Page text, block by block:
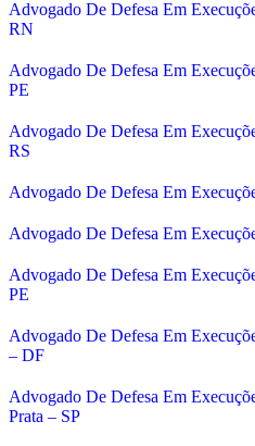
Advogado De Defesa Em
RN
Advogado De Defesa Em
PE
Advogado De Defesa Em
RS
Advogado De Defesa Em
Advogado De Defesa Em
Advogado De Defesa Em
PE
Advogado De Defesa Em
– DF
Advogado De Defesa Em
Prata – SP